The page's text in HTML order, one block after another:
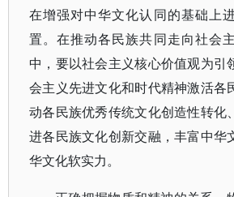
在增强对中华文化认同的基础上
置。在推动各民族共同走向社会
中，要以社会主义核心价值观为引
会主义先进文化和时代精神激活各
动各民族优秀传统文化创造性转化
进各民族文化创新交融，丰富中华
华文化软实力。